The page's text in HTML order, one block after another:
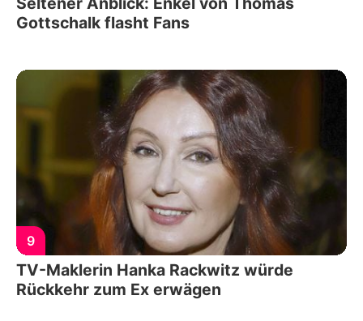
Gottschalk flasht Fans
9
TV-Maklerin Hanka Rackwitz würde
Rückkehr zum Ex erwägen